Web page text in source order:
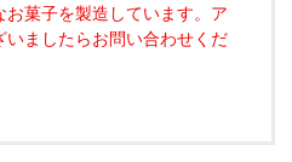
菓子を製造しています。ア
いましたらお問い合わせくだ